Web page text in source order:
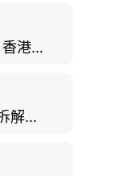
【人工耳蝸2026全攻略】香港手術費用、原理與副作用評估！
戴助聽器會令聽力下降？拆解越戴越聾迷思與聽覺剝奪真相